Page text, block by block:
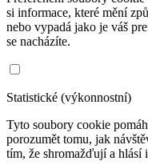
si informace, které mění
nebo vypadá jako je váš
se nacházíte.
Statistické (výkonnostní)
Tyto soubory cookie
porozumět tomu, jak
tím, že shromažďují a hlásí